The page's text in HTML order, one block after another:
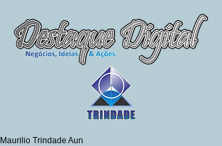
Maurilio Trindade Aun